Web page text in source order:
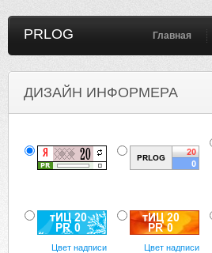
PRLOG Главная
ДИЗАЙН ИНФОРМЕРА
Цвет надписи Цвет надписи